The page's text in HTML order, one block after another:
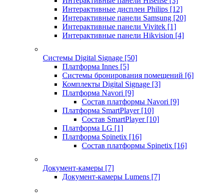
Интерактивные дисплеи Philips [12]
Интерактивные панели Samsung [20]
Интерактивные панели Vivitek [1]
Интерактивные панели Hikvision [4]
Системы Digital Signage [50]
Платформа Innes [5]
Системы бронирования помещений [6]
Комплекты Digital Signage [3]
Платформа Navori [9]
Состав платформы Navori [9]
Платформа SmartPlayer [10]
Состав SmartPlayer [10]
Платформа LG [1]
Платформа Spinetix [16]
Состав платформы Spinetix [16]
Документ-камеры [7]
Документ-камеры Lumens [7]